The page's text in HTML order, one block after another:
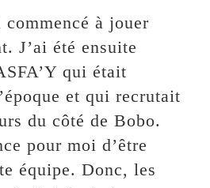
commencé à jouer
J’ai été ensuite
qui était
et qui recrutait
du côté de Bobo.
pour moi d’être
équipe. Donc, les